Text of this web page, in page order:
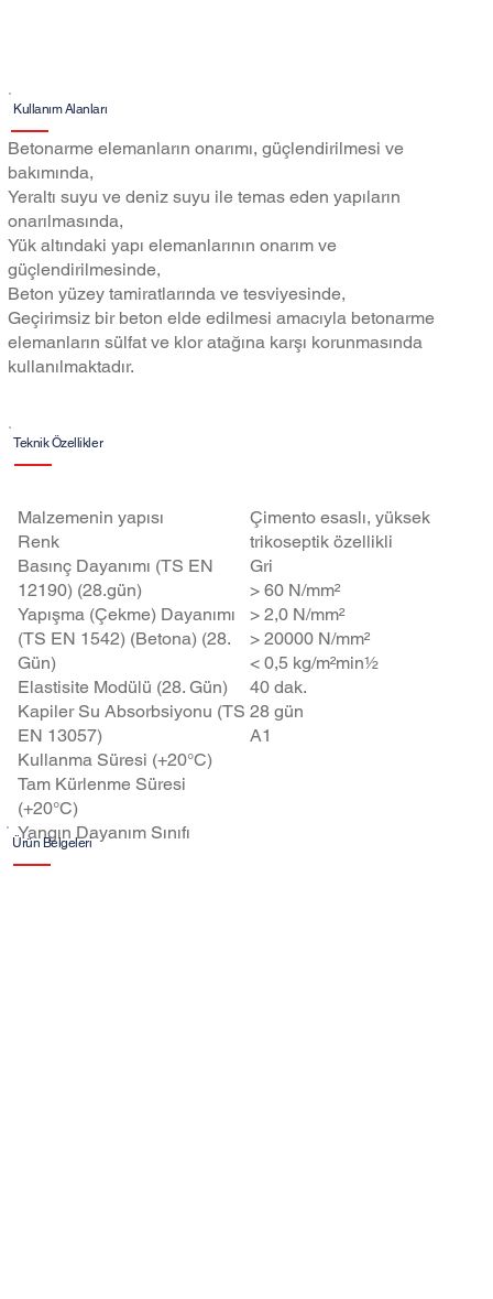
Kullanım Alanları
Betonarme elemanların onarımı, güçlendirilmesi ve
bakımında,
Yeraltı suyu ve deniz suyu ile temas eden yapıların
onarılmasında,
Yük altındaki yapı elemanlarının onarım ve
güçlendirilmesinde,
Beton yüzey tamiratlarında ve tesviyesinde,
Geçirimsiz bir beton elde edilmesi amacıyla betonarme
elemanların sülfat ve klor atağına karşı korunmasında
kullanılmaktadır.
Teknik Özellikler
Özellikler
Malzemenin yapısı
Renk
Basınç Dayanımı (TS EN
12190) (28.gün)
Yapışma (Çekme) Dayanımı
(TS EN 1542) (Betona) (28.
Gün)
Elastisite Modülü (28. Gün)
Kapiler Su Absorbsiyonu (TS
EN 13057)
Kullanma Süresi (+20°C)
Tam Kürlenme Süresi
(+20°C)
Yangın Dayanım Sınıfı
RPM 60
Çimento esaslı, yüksek
trikoseptik özellikli
Gri
> 60 N/mm²
> 2,0 N/mm²
> 20000 N/mm²
< 0,5 kg/m²min½
40 dak.
28 gün
A1
Ürün Belgeleri